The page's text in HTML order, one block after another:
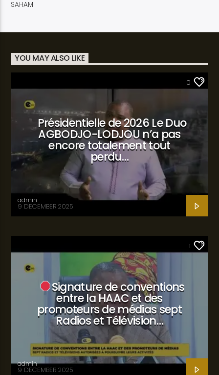
SAHAM
YOU MAY ALSO LIKE
0
Présidentielle de 2026 Le Duo
AGBODJO-LODJOU n’a pas
encore totalement tout
perdu…
admin
9 DECEMBER 2025
1
Signature de conventions
entre la HAAC et des
promoteurs de médias sept
Radios et Télévision…
admin
9 DECEMBER 2025